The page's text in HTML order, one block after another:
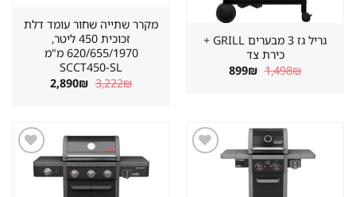
גריל גז 3 מבערים GRILL +
כירת צד
1,498₪ המחיר
המקורי
899₪ המחיר
הנוכחי
מקרר שתייה שחור עומד דלת
זכוכית 450 ליטר,
620/655/1970 מ"מ
SCCT450-SL
3,222₪ המחיר
המקורי
2,890₪ המחיר
הנוכחי
שמור
מוצר